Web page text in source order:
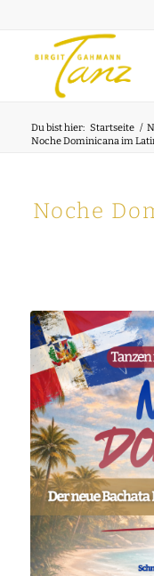
Du bist hier: Startseite /
Noche Dominicana im
Noche